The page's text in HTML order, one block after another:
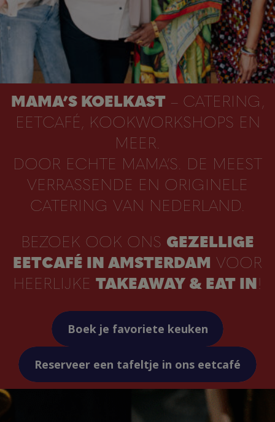
MAMA’S KOELKAST– CATERING,
EETCAFÉ, KOOKWORKSHOPS EN
MEER.
DOOR ECHTE MAMA’S. DE MEEST
VERRASSENDE EN ORIGINELE
CATERING VAN NEDERLAND.
BEZOEK OOK ONS GEZELLIGE
EETCAFÉ IN AMSTERDAM
VOOR
HEERLIJKE TAKEAWAY & EAT IN !
Boek je favoriete keuken
Reserveer een tafeltje in ons eetcafé